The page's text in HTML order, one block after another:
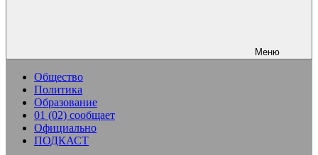
Меню
Общество
Политика
Образование
01 (02) сообщает
Официально
ПОДКАСТ